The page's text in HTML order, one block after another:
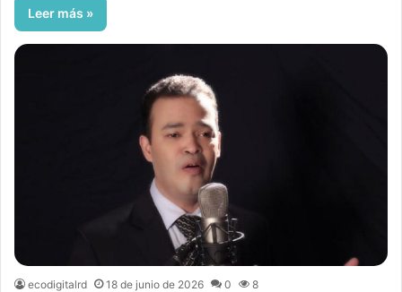
Leer más »
ecodigitalrd 18 de junio de 2026 0 8